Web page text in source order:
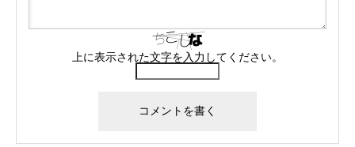
上に表示された文字を入力してください。